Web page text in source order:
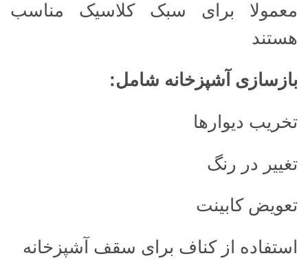
معمولا برای سبک کلاسیک مناسب
هستند
بازسازی آشپزخانه شامل:
تخریب دیوارها
تغییر در رنگ
تعویض کابینت
استفاده از کناف برای سقف آشپزخانه